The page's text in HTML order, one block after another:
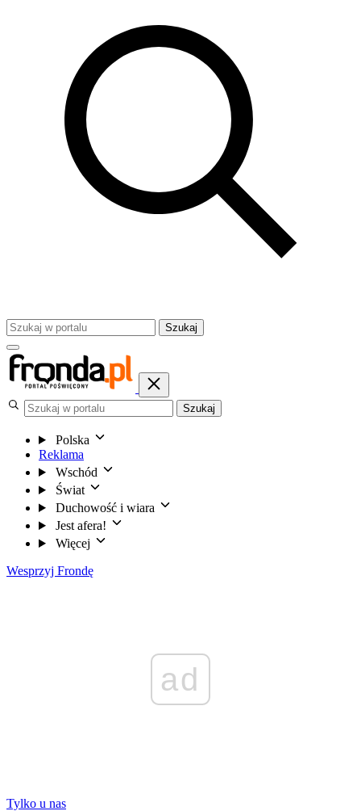
Szukaj
Szukaj
Polska
Reklama
Wschód
Świat
Duchowość i wiara
Jest afera!
Więcej
Wesprzyj Frondę
ad
Tylko u nas